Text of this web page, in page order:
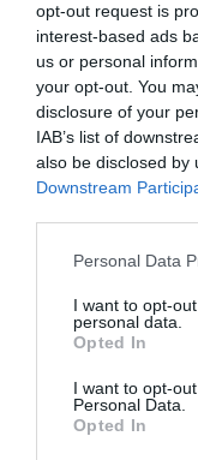
opt-out request is
interest-based ads
us or personal
your opt-out. You
disclosure of your
IAB’s list of
also be disclosed by
Downstream
Personal Data
I want to opt-
personal data.
Opted In
I want to opt-
Personal Data.
Opted In